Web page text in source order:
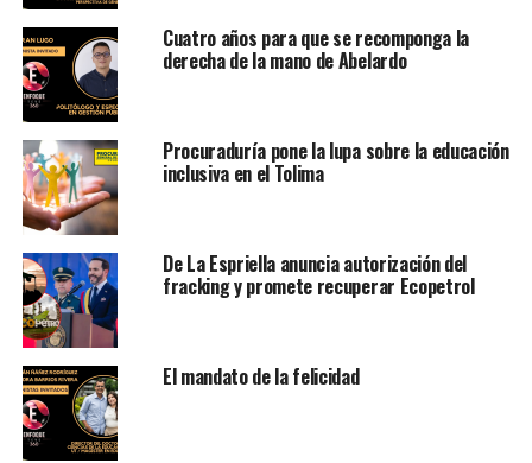
Cuatro años para que se recomponga la
derecha de la mano de Abelardo
Procuraduría pone la lupa sobre la educación
inclusiva en el Tolima
De La Espriella anuncia autorización del
fracking y promete recuperar Ecopetrol
El mandato de la felicidad